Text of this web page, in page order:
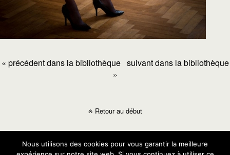
« précédent dans la bibliothèque suivant dans la bibliothèque
»
Retour au début
Nous utilisons des cookies pour vous garantir la meilleure